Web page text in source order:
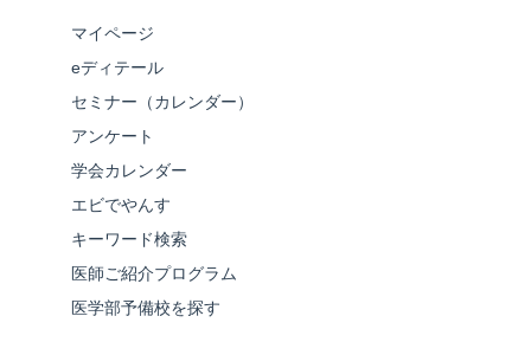
マイページ
eディテール
セミナー（カレンダー）
アンケート
学会カレンダー
エビでやんす
キーワード検索
医師ご紹介プログラム
医学部予備校を探す